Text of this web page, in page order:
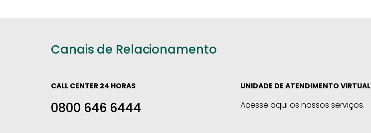
Canais de Relacionamento
CALL CENTER 24 HORAS
0800 646 6444
UNIDADE DE ATENDIMENTO VIRTUAL
Acesse aqui os nossos serviços.